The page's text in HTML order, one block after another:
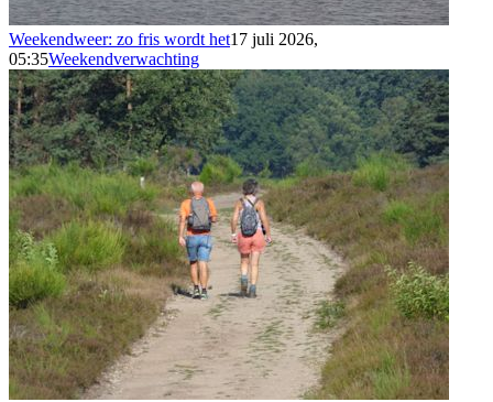
Weekendweer: zo fris wordt het17 juli 2026,
05:35Weekendverwachting